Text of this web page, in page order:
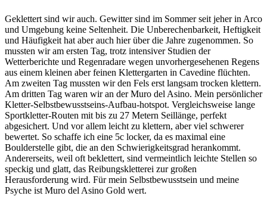
Geklettert sind wir auch. Gewitter sind im Sommer seit jeher in Arco
und Umgebung keine Seltenheit. Die Unberechenbarkeit, Heftigkeit
und Häufigkeit hat aber auch hier über die Jahre zugenommen. So
mussten wir am ersten Tag, trotz intensiver Studien der
Wetterberichte und Regenradare wegen unvorhergesehenen Regens
aus einem kleinen aber feinen Klettergarten in Cavedine flüchten.
Am zweiten Tag mussten wir den Fels erst langsam trocken klettern.
Am dritten Tag waren wir an der Muro del Asino. Mein persönlicher
Kletter-Selbstbewusstseins-Aufbau-hotspot. Vergleichsweise lange
Sportkletter-Routen mit bis zu 27 Metern Seillänge, perfekt
abgesichert. Und vor allem leicht zu klettern, aber viel schwerer
bewertet. So schaffe ich eine 5c locker, da es maximal eine
Boulderstelle gibt, die an den Schwierigkeitsgrad herankommt.
Andererseits, weil oft beklettert, sind vermeintlich leichte Stellen so
speckig und glatt, das Reibungskletterei zur großen
Herausforderung wird. Für mein Selbstbewusstsein und meine
Psyche ist Muro del Asino Gold wert.